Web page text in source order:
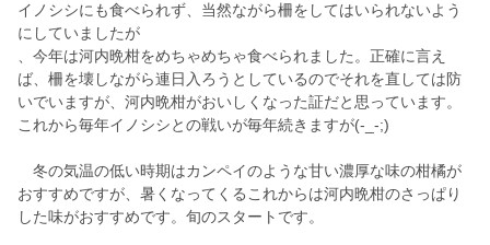
イノシシにも食べられず、当然ながら柵をしてはいられないよう
にしていましたが
、今年は河内晩柑をめちゃめちゃ食べられました。正確に言え
ば、柵を壊しながら連日入ろうとしているのでそれを直しては防
いでいますが、河内晩柑がおいしくなった証だと思っています。
これから毎年イノシシとの戦いが毎年続きますが(-_-;)
冬の気温の低い時期はカンペイのような甘い濃厚な味の柑橘が
おすすめですが、暑くなってくるこれからは河内晩柑のさっぱり
した味がおすすめです。旬のスタートです。